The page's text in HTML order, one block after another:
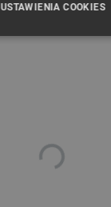
USTAWIENIA COOKIES